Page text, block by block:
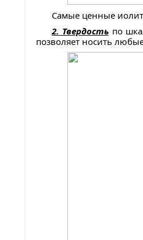
Самые ценные
2. Твердостьпо
позволяет носить